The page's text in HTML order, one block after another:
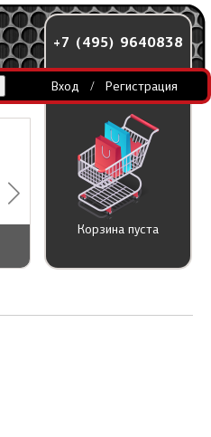
+7 (495) 9640838
Вход / Регистрация
Корзина пуста